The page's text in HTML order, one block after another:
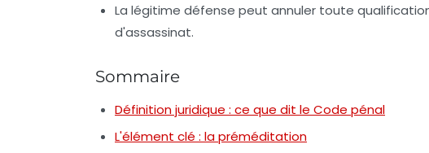
La légitime défense peut annuler toute
d'assassinat.
Sommaire
Définition juridique : ce que dit le Code pénal
L'élément clé : la préméditation